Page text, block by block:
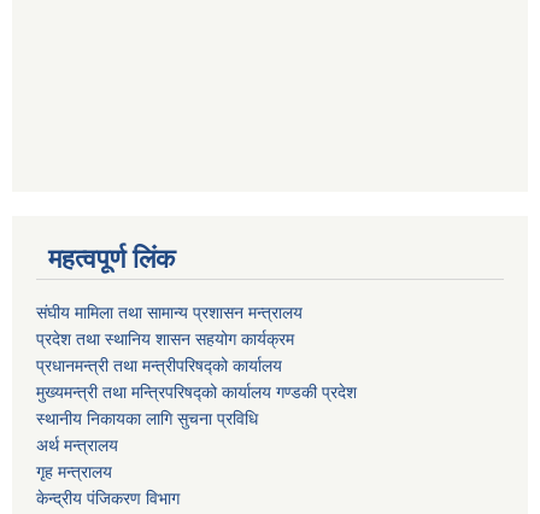
महत्वपूर्ण लिंक
संघीय मामिला तथा सामान्य प्रशासन मन्त्रालय
प्रदेश तथा स्थानिय शासन सहयोग कार्यक्रम
प्रधानमन्त्री तथा मन्त्रीपरिषद्को कार्यालय
मुख्यमन्त्री तथा मन्त्रिपरिषद्को कार्यालय गण्डकी प्रदेश
स्थानीय निकायका लागि सुचना प्रविधि
अर्थ मन्त्रालय
गृह मन्त्रालय
केन्द्रीय पंजिकरण विभाग